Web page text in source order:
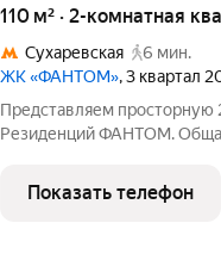
110 м² · 2-комнатная
Сухаревская
6 мин.
ЖК «ФАНТОМ», 3 квартал
Представляем просторную
Резиденций ФАНТОМ.
гостиную и гостевой
отделка с
Показать телефон